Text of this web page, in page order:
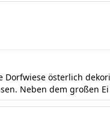
Dorfwiese österlich
Neben dem